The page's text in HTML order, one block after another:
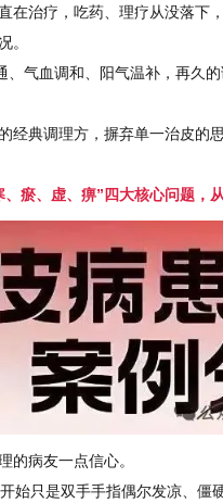
治疗，吃药、理疗从没落下
。
气血调和、阳气温补，再久
经典调理方，摒弃单一治皮的
瘀、虚、痹”四大核心问题，
的病友一点信心。
始只是双手手指偶尔发凉、僵